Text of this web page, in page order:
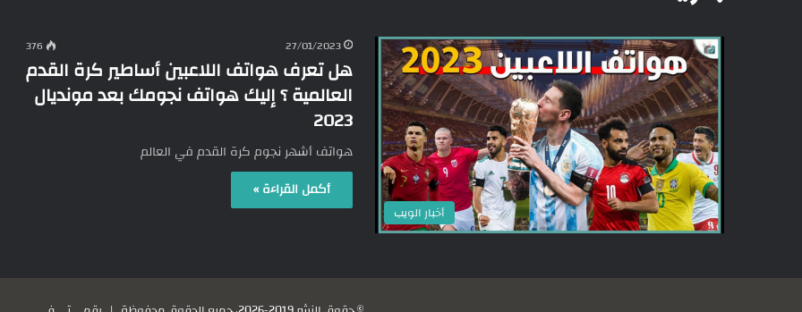
أخبار الويب
27/01/2023
376
هل تعرف هواتف اللاعبين أساطير كرة القدم
العالمية ؟ إليك هواتف نجومك بعد مونديال
2023
هواتف أشهر نجوم كرة القدم في العالم
أكمل القراءة »